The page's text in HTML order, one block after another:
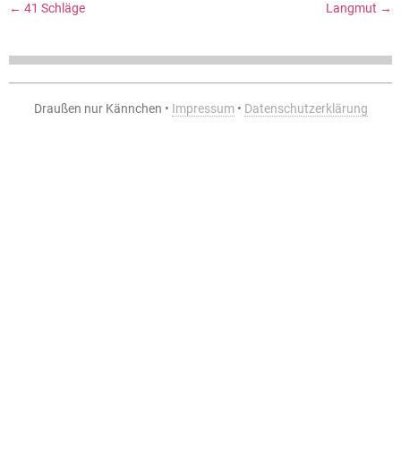
← 41 Schläge Langmut →
Draußen nur Kännchen • Impressum• Datenschutzerklärung